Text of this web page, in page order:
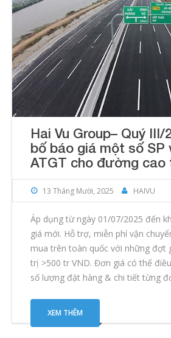
Hai Vu Group– Quý III/
bố báo giá một số
ATGT cho đường cao
13 Tháng Mười, 2025 HAIVU
Áp dụng từ ngày 01/07/2025 đến
giá mới. Hỗ trợ, miễn phí vận
mua trên toàn quốc với những đợt
trị >500 tr VND. Đơn giá có thể
số lượng đặt hàng & chi tiết từng
XEM THÊM